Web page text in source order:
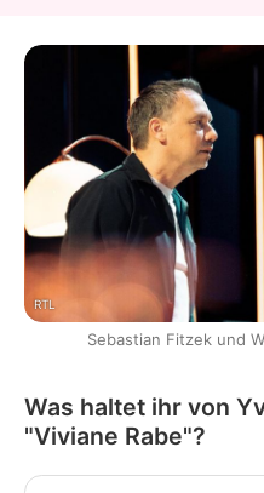
RTL
Sebastian Fitzek und
Was haltet ihr von
"Viviane Rabe"?